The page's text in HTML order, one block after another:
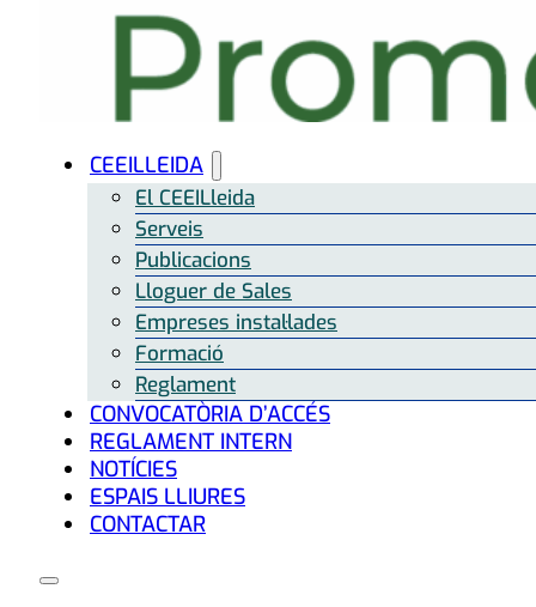
CEEILLEIDA
El CEEILleida
Serveis
Publicacions
Lloguer de Sales
Empreses instal·lades
Formació
Reglament
CONVOCATÒRIA D’ACCÉS
REGLAMENT INTERN
NOTÍCIES
ESPAIS LLIURES
CONTACTAR